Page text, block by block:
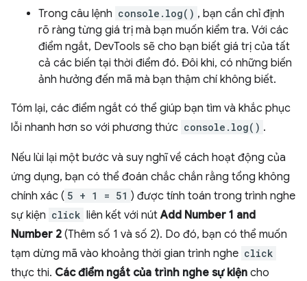
Trong câu lệnh console.log() , bạn cần chỉ định
rõ ràng từng giá trị mà bạn muốn kiểm tra. Với các
điểm ngắt, DevTools sẽ cho bạn biết giá trị của tất
cả các biến tại thời điểm đó. Đôi khi, có những biến
ảnh hưởng đến mã mà bạn thậm chí không biết.
Tóm lại, các điểm ngắt có thể giúp bạn tìm và khắc phục
lỗi nhanh hơn so với phương thức console.log() .
Nếu lùi lại một bước và suy nghĩ về cách hoạt động của
ứng dụng, bạn có thể đoán chắc chắn rằng tổng không
chính xác ( 5 + 1 = 51 ) được tính toán trong trình nghe
sự kiện click liên kết với nútAdd Number 1 and
Number 2 (Thêm số 1 và số 2). Do đó, bạn có thể muốn
tạm dừng mã vào khoảng thời gian trình nghe click
thực thi. Các điểm ngắt của trình nghe sự kiện cho